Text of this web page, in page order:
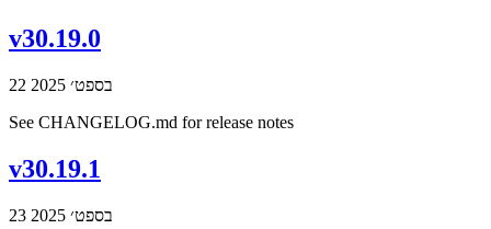
v30.19.0
22 בספט׳ 2025
See CHANGELOG.md for release notes
v30.19.1
23 בספט׳ 2025